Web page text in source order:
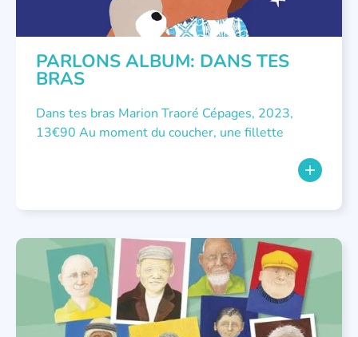
PARLONS ALBUM: DANS TES
BRAS
Dans tes bras Marion Traoré Cépages, 2023,
13€90 Au moment du coucher, une fillette
NON CLASSÉ